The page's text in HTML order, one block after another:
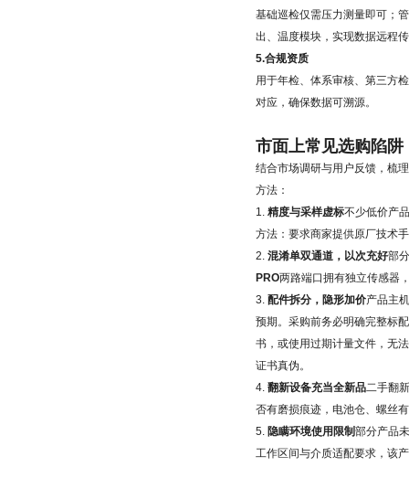
基础巡检仅需压力测量即可；
出、温度模块，实现数据远程
5.合规资质
用于年检、体系审核、第三方
对应，确保数据可溯源。
市面上常见选购陷阱
结合市场调研与用户反馈，梳
方法：
1. 精度与采样虚标不少低价产
方法：要求商家提供原厂技术
2. 混淆单双通道，以次充好部
PRO两路端口拥有独立传感器
3. 配件拆分，隐形加价产品主
预期。采购前务必明确完整标
书，或使用过期计量文件，无
证书真伪。
4. 翻新设备充当全新品二手翻
否有磨损痕迹，电池仓、螺丝
5. 隐瞒环境使用限制部分产品
工作区间与介质适配要求，该